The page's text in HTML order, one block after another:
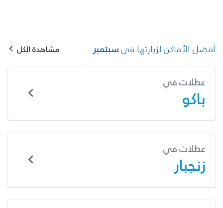
أفضل الأماكن لزيارتها فيسبتمبر مشاهدة الكل
عطلات في
باكو
عطلات في
زنجبار